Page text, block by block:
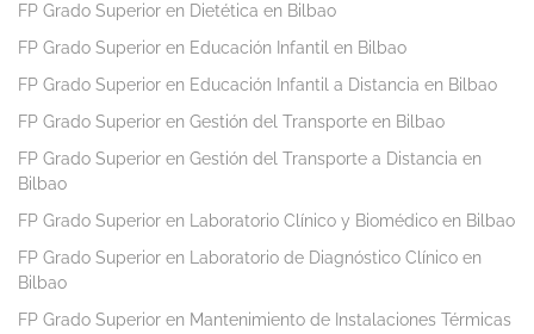
FP Grado Superior en Dietética en Bilbao
FP Grado Superior en Educación Infantil en Bilbao
FP Grado Superior en Educación Infantil a Distancia en Bilbao
FP Grado Superior en Gestión del Transporte en Bilbao
FP Grado Superior en Gestión del Transporte a Distancia en
Bilbao
FP Grado Superior en Laboratorio Clínico y Biomédico en Bilbao
FP Grado Superior en Laboratorio de Diagnóstico Clínico en
Bilbao
FP Grado Superior en Mantenimiento de Instalaciones Térmicas